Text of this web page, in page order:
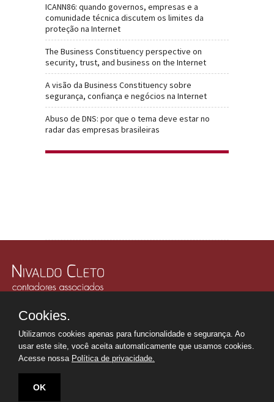
ICANN86: quando governos, empresas e a
comunidade técnica discutem os limites da
proteção na Internet
The Business Constituency perspective on
security, trust, and business on the Internet
A visão da Business Constituency sobre
segurança, confiança e negócios na Internet
Abuso de DNS: por que o tema deve estar no
radar das empresas brasileiras
Edifício Memorial Office Building - São Paulo - SP
Tel.: +55 112507-6249
Whatsapp: +55 1198669-0107
secretaria@nivaldocleto.cnt.br
Cookies.
Utilizamos cookies apenas para funcionalidade e segurança. Ao
usar este site, você aceita automaticamente que usamos cookies.
Acesse nossa Política de privacidade.
OK